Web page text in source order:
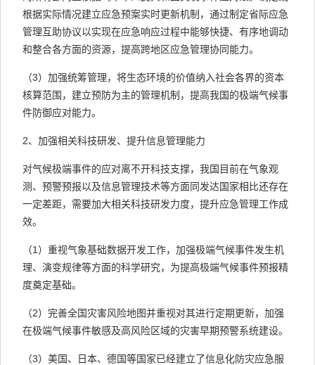
根据实际情况建立应急预案实时更新机制，通过制定省际应急
管理互助协议以实现在应急响应过程中能够快捷、有序地调动
和整合各方面的资源，提高跨地区应急管理协同能力。
（3）加强统筹管理，将生态环境的价值纳入社会各界的资本
核算范围，建立预防为主的管理机制，提高我国的极端气候事
件防御应对能力。
2、加强相关科技研发、提升信息管理能力
对气候极端事件的应对离不开科技支撑，我国目前在气象观
测、预警预报以及信息管理技术等方面同发达国家相比还存在
一定差距，需要加大相关科技研发力度，提升应急管理工作成
效。
（1）重视气象基础数据开发工作，加强极端气候事件发生机
理、演变规律等方面的科学研究，为提高极端气候事件预报精
度奠定基础。
（2）完善全国灾害风险地图并重视对其进行定期更新，加强
在极端气候事件敏感及高风险区域的灾害早期预警系统建设。
（3）美国、日本、德国等国家已经建立了信息化防灾应急服